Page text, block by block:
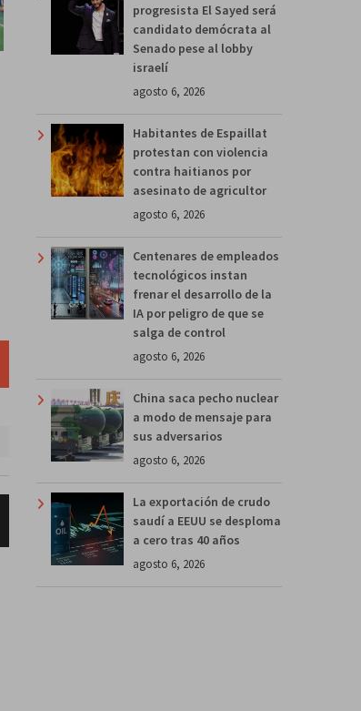
progresista El Sayed será
candidato demócrata al
Senado pese al lobby
israelí
agosto 6, 2026
Habitantes de Espaillat
protestan con violencia
contra haitianos por
asesinato de agricultor
agosto 6, 2026
Centenares de empleados
tecnológicos instan
frenar el desarrollo de la
IA por peligro de que se
salga de control
agosto 6, 2026
China saca pecho nuclear
a modo de mensaje para
sus adversarios
agosto 6, 2026
La exportación de crudo
saudí a EEUU se desploma
a cero tras 40 años
agosto 6, 2026